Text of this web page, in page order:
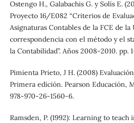
Ostengo H., Galabachis G. y Solís E.
Proyecto 16/E082 “Criterios de
Asignaturas Contables de la FCE de la
correspondencia con el método y el
la Contabilidad”. Años 2008-2010. pp.
Pimienta Prieto, J H. (2008)
Primera edición. Pearson Educación,
978-970-26-1560-6.
Ramsden, P. (1992): Learning to